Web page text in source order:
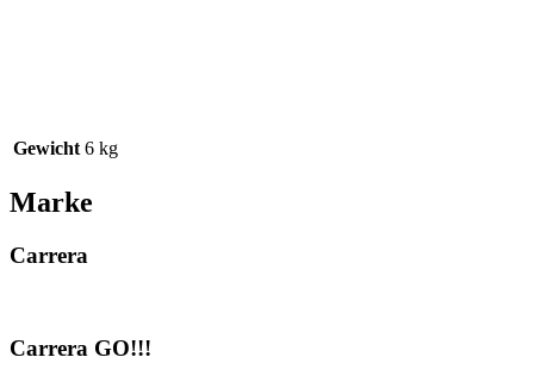
Gewicht 6 kg
Marke
Carrera
Carrera GO!!!